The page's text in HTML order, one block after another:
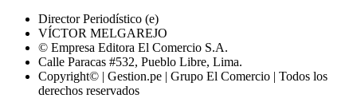
Director Periodístico (e)
VÍCTOR MELGAREJO
© Empresa Editora El Comercio S.A.
Calle Paracas #532, Pueblo Libre, Lima.
Copyright© | Gestion.pe | Grupo El Comercio | Todos los
derechos reservados